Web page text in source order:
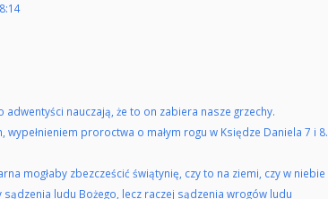
adwentyści nauczają, że to on zabiera nasze grzechy.
wypełnieniem proroctwa o małym rogu w Księdze Daniela 7 i 8.
mogłaby zbezcześcić świątynię, czy to na ziemi, czy w niebie
ludu Bożego, lecz raczej sądzenia wrogów ludu